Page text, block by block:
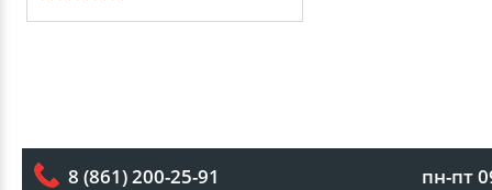
8 (861) 200-25-91 пн-пт